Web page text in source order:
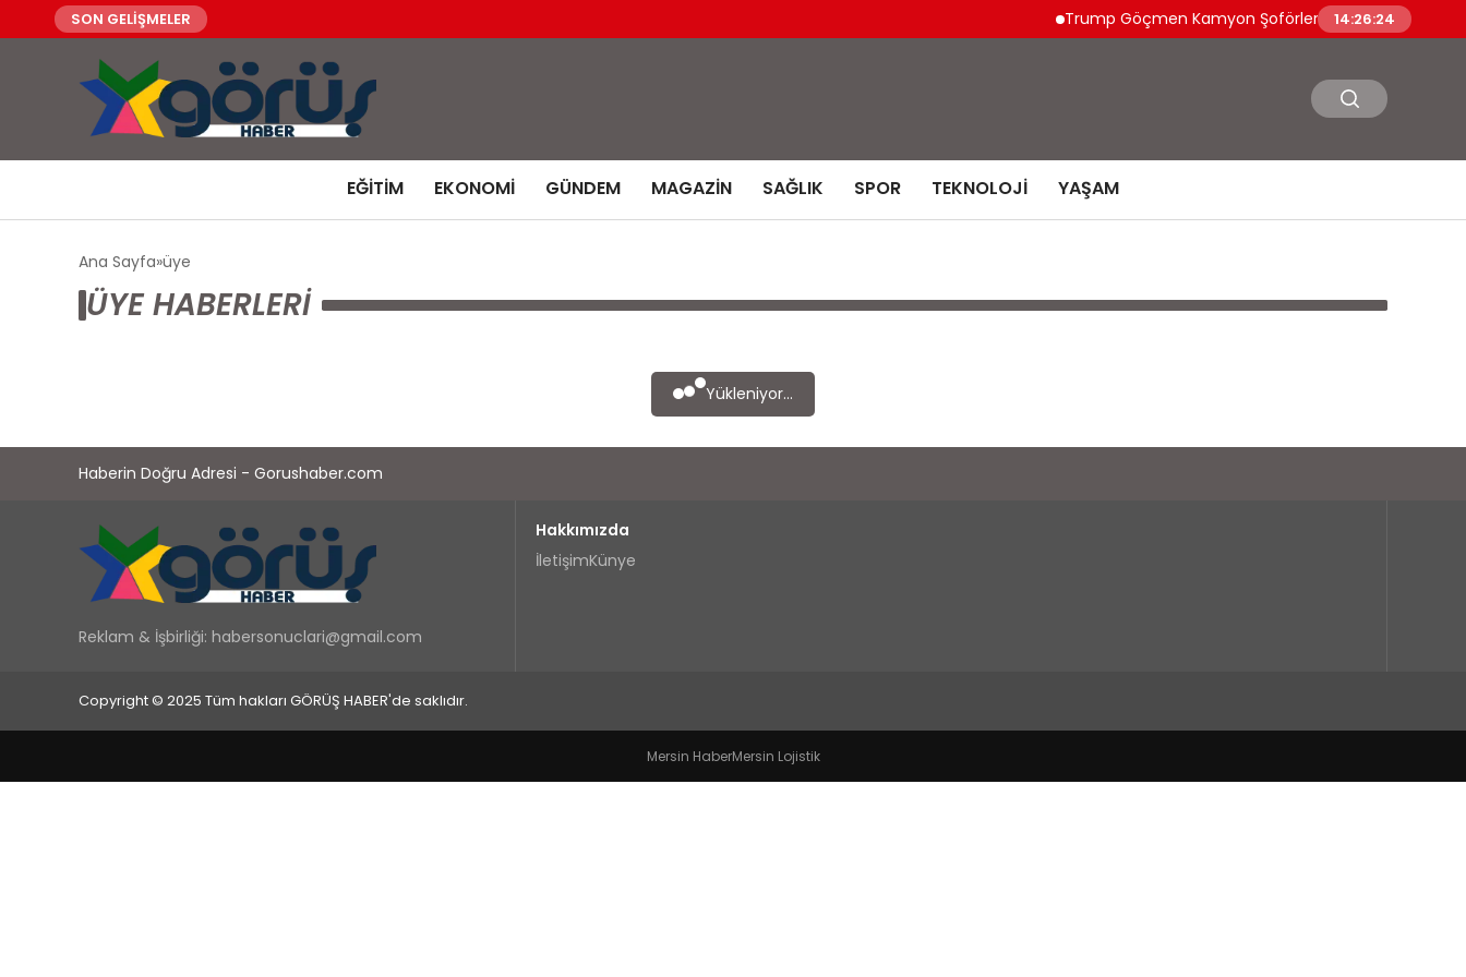
SON GELİŞMELER Trump Göçmen Kamyon Şoförleri Yerine Gazileri
14:26:24
EĞITIM EKONOMI GÜNDEM MAGAZIN SAĞLIK SPOR TEKNOLOJI YAŞAM
Ana Sayfa üye
ÜYE HABERLERI
Yükleniyor...
Haberin Doğru Adresi - Gorushaber.com
Reklam & İşbirliği: habersonuclari@gmail.com
Hakkımızda
İletişimKünye
Copyright © 2025 Tüm hakları GÖRÜŞ HABER'de saklıdır.
Mersin HaberMersin Lojistik